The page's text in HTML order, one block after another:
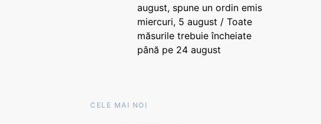
august, spune un ordin emis
miercuri, 5 august / Toate
măsurile trebuie încheiate
până pe 24 august
CELE MAI NOI